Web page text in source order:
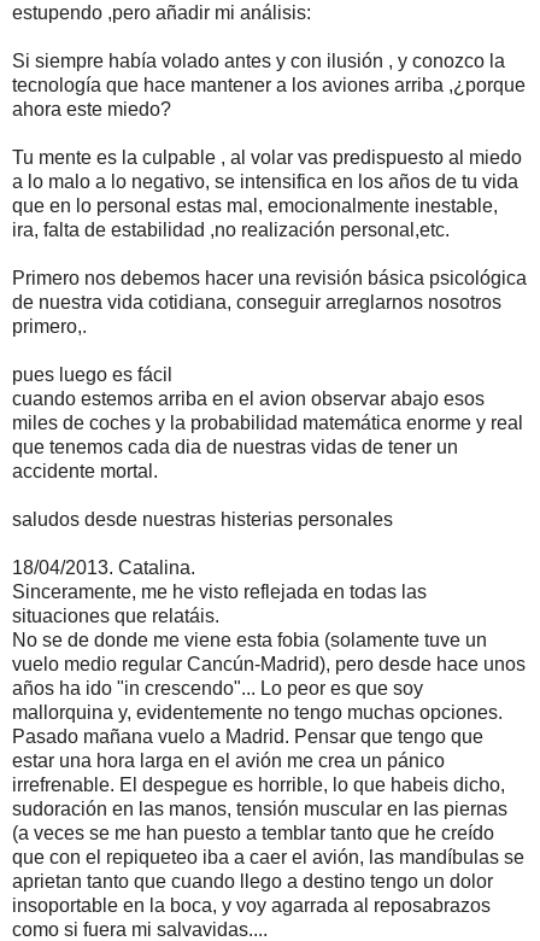
estupendo ,pero añadir mi análisis:
Si siempre había volado antes y con ilusión , y conozco la
tecnología que hace mantener a los aviones arriba ,¿porque
ahora este miedo?
Tu mente es la culpable , al volar vas predispuesto al miedo
a lo malo a lo negativo, se intensifica en los años de tu vida
que en lo personal estas mal, emocionalmente inestable,
ira, falta de estabilidad ,no realización personal,etc.
Primero nos debemos hacer una revisión básica psicológica
de nuestra vida cotidiana, conseguir arreglarnos nosotros
primero,.
pues luego es fácil
cuando estemos arriba en el avion observar abajo esos
miles de coches y la probabilidad matemática enorme y real
que tenemos cada dia de nuestras vidas de tener un
accidente mortal.
saludos desde nuestras histerias personales
18/04/2013. Catalina.
Sinceramente, me he visto reflejada en todas las
situaciones que relatáis.
No se de donde me viene esta fobia (solamente tuve un
vuelo medio regular Cancún-Madrid), pero desde hace unos
años ha ido "in crescendo"... Lo peor es que soy
mallorquina y, evidentemente no tengo muchas opciones.
Pasado mañana vuelo a Madrid. Pensar que tengo que
estar una hora larga en el avión me crea un pánico
irrefrenable. El despegue es horrible, lo que habeis dicho,
sudoración en las manos, tensión muscular en las piernas
(a veces se me han puesto a temblar tanto que he creído
que con el repiqueteo iba a caer el avión, las mandíbulas se
aprietan tanto que cuando llego a destino tengo un dolor
insoportable en la boca, y voy agarrada al reposabrazos
como si fuera mi salvavidas....